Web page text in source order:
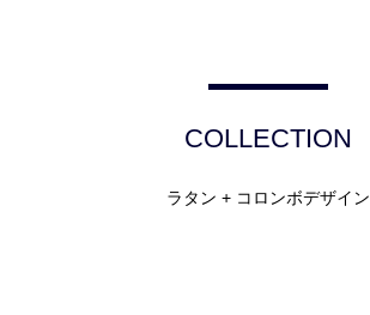
COLLECTION
ラタン + コロンボデザイン